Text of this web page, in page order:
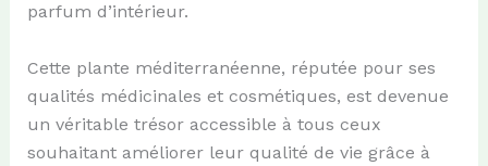
parfum d’intérieur.
Cette plante méditerranéenne, réputée pour ses
qualités médicinales et cosmétiques, est devenue
un véritable trésor accessible à tous ceux
souhaitant améliorer leur qualité de vie grâce à